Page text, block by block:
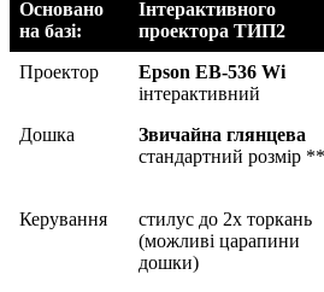
Основано
на базі:
Інтерактивного
проектора ТИП2
Проектор
Epson EB-536 Wi
інтерактивний
Дошка
Звичайна глянцева
стандартний розмір **
Керування
стилус до 2х торкань
(можливі царапини
дошки)